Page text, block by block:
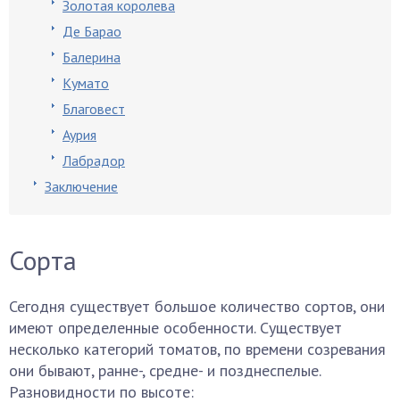
Золотая королева
Де Барао
Балерина
Кумато
Благовест
Аурия
Лабрадор
Заключение
Сорта
Сегодня существует большое количество сортов, они
имеют определенные особенности. Существует
несколько категорий томатов, по времени созревания
они бывают, ранне-, средне- и позднеспелые.
Разновидности по высоте: